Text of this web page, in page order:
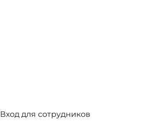
Вход для сотрудников